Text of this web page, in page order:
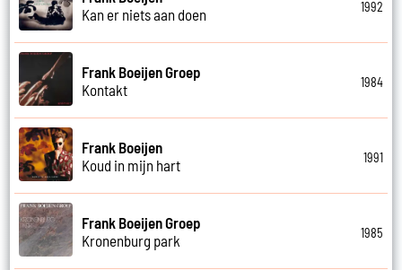
Kan er niets aan doen
1992
Frank Boeijen Groep
Kontakt
1984
Frank Boeijen
Koud in mijn hart
1991
Frank Boeijen Groep
Kronenburg park
1985